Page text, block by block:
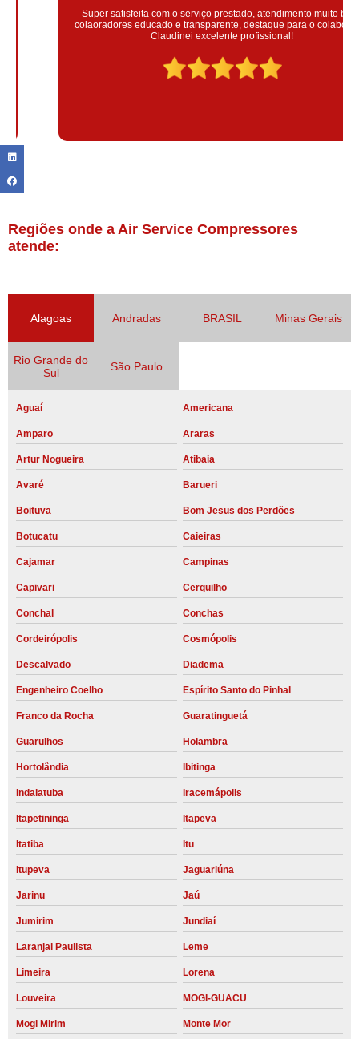
Super satisfeita com o serviço prestado, atendimento muito bom!
colaoradores educado e transparente, destaque para o colaborador
Claudinei excelente profissional!
Regiões onde a Air Service Compressores
atende:
Alagoas Andradas BRASIL Minas Gerais
Rio Grande do
Sul
São Paulo
Aguaí Americana
Amparo Araras
Artur Nogueira Atibaia
Avaré Barueri
Boituva Bom Jesus dos Perdões
Botucatu Caieiras
Cajamar Campinas
Capivari Cerquilho
Conchal Conchas
Cordeirópolis Cosmópolis
Descalvado Diadema
Engenheiro Coelho Espírito Santo do Pinhal
Franco da Rocha Guaratinguetá
Guarulhos Holambra
Hortolândia Ibitinga
Indaiatuba Iracemápolis
Itapetininga Itapeva
Itatiba Itu
Itupeva Jaguariúna
Jarinu Jaú
Jumirim Jundiaí
Laranjal Paulista Leme
Limeira Lorena
Louveira MOGI-GUACU
Mogi Mirim Monte Mor